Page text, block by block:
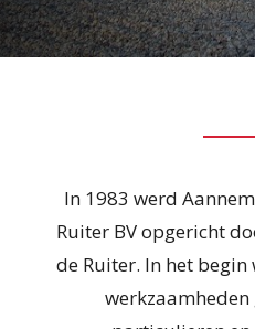
In 1983 werd
Ruiter BV opgericht
de Ruiter. In het